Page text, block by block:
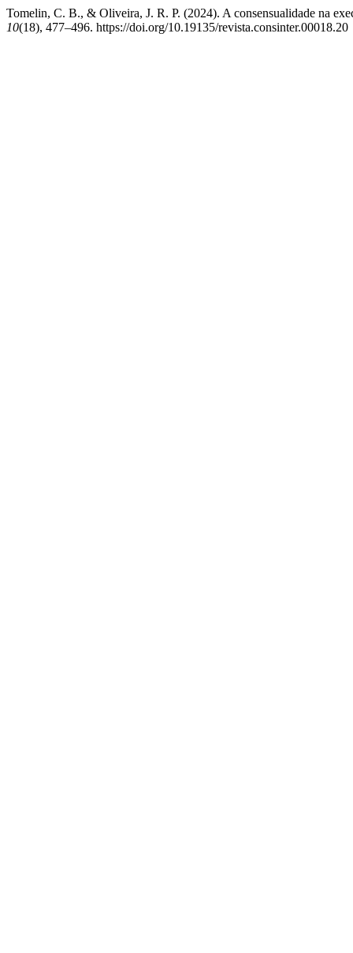
Tomelin, C. B., & Oliveira, J. R. P. (2024). A consensualidade na
10(18), 477–496. https://doi.org/10.19135/revista.consinter.00018.20